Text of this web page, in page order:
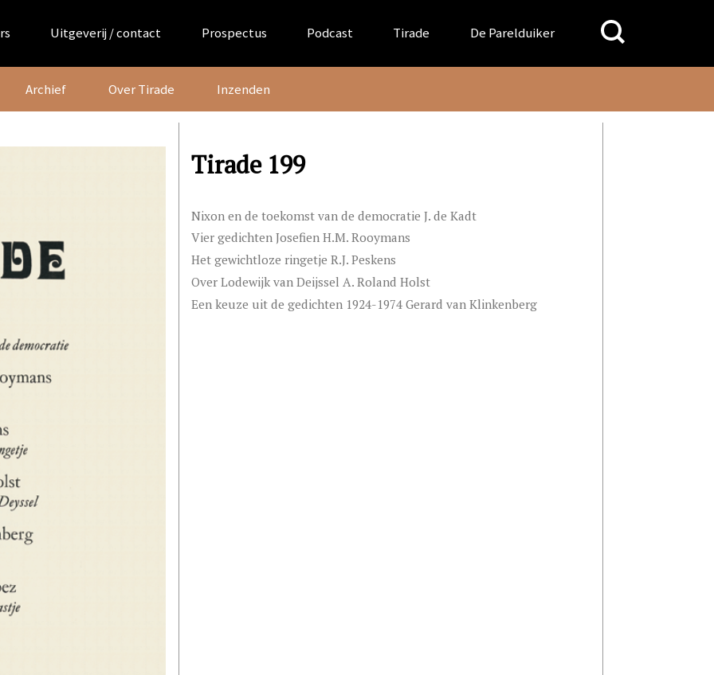
Uitgeverij / contact Prospectus Podcast Tirade De Parelduiker
Search
for:
Archief Over Tirade Inzenden
Tirade 199
Nixon en de toekomst van de democratie J. de Kadt
Vier gedichten Josefien H.M. Rooymans
Het gewichtloze ringetje R.J. Peskens
Over Lodewijk van Deijssel A. Roland Holst
Een keuze uit de gedichten 1924-1974 Gerard van Klinkenberg